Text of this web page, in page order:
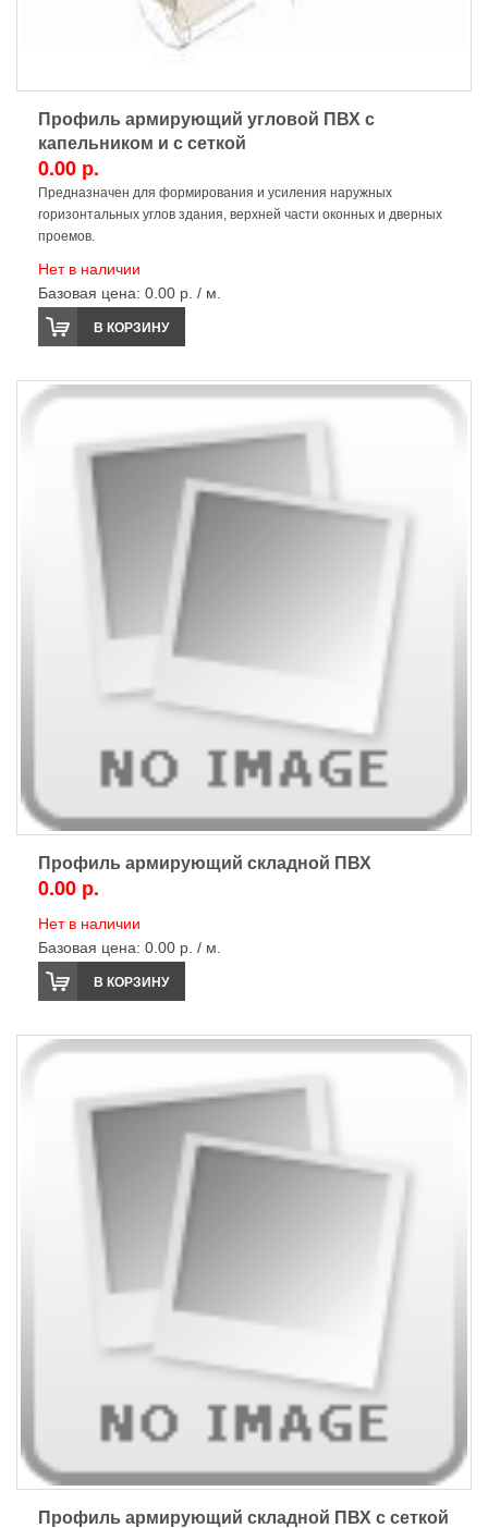
Профиль армирующий угловой ПВХ с
капельником и с сеткой
0.00 р.
Предназначен для формирования и усиления наружных
горизонтальных углов здания, верхней части оконных и дверных
проемов.
Нет в наличии
Базовая цена: 0.00 р. / м.
В КОРЗИНУ
Профиль армирующий складной ПВХ
0.00 р.
Нет в наличии
Базовая цена: 0.00 р. / м.
В КОРЗИНУ
Профиль армирующий складной ПВХ с сеткой